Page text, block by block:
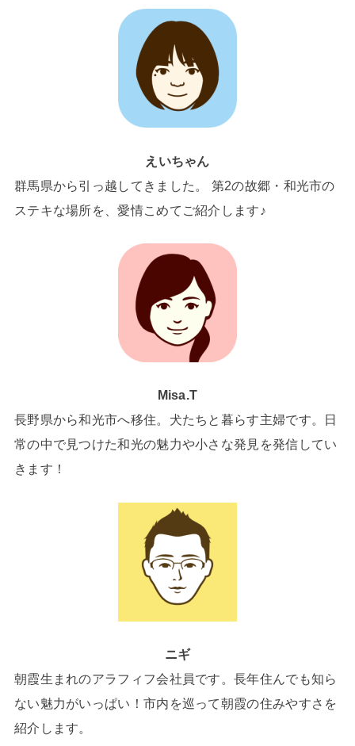
えいちゃん
群馬県から引っ越してきました。 第2の故郷・和光市の
ステキな場所を、愛情こめてご紹介します♪
Misa.T
長野県から和光市へ移住。犬たちと暮らす主婦です。日
常の中で見つけた和光の魅力や小さな発見を発信してい
きます！
ニギ
朝霞生まれのアラフィフ会社員です。長年住んでも知ら
ない魅力がいっぱい！市内を巡って朝霞の住みやすさを
紹介します。